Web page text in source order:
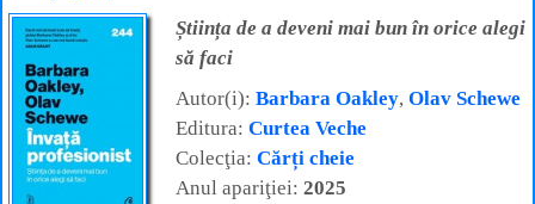
Știința de a deveni mai bun în orice alegi
să faci
Autor(i): Barbara Oakley, Olav Schewe
Editura: Curtea Veche
Colecţia: Cărți cheie
Anul apariţiei: 2025